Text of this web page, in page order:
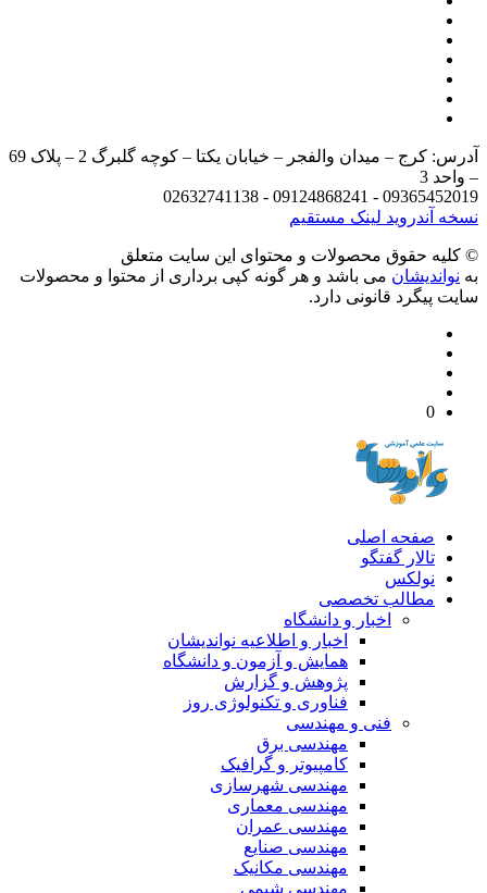
آدرس: کرج – میدان والفجر – خیابان یکتا – کوچه گلبرگ 2 – پلاک 69
3
09365452019 - 09124868241 -
آندرویدلینک مستقیم
حقوق محصولات و محتوای اين سایت متعلق
می باشد و هر گونه کپی برداری از محتوا و محصولات
پیگرد قانونی دارد.
صفحه اصلی
تالار گفتگو
نولکس
مطالب تخصصی
اخبار و دانشگاه
اخبار و اطلاعیه نواندیشان
همایش و آزمون و دانشگاه
پژوهش و گزارش
فناوری و تکنولوژی روز
فنی و مهندسی
مهندسی برق
کامپیوتر و گرافیک
مهندسی شهرسازی
مهندسی معماری
مهندسی عمران
مهندسی صنایع
مهندسی مکانیک
مهندسی شیمی